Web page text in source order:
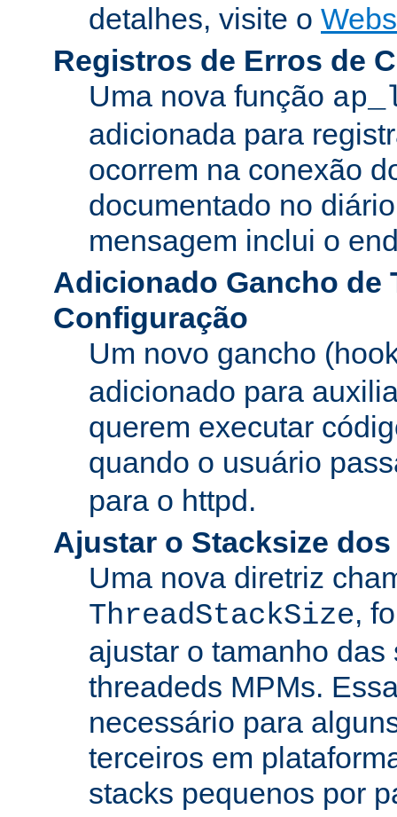
detalhes, visite o
Registros de Erros de
Uma nova função
adicionada para
ocorrem na conexão
documentado no
mensagem inclui o
Adicionado Gancho de
Configuração
Um novo gancho
adicionado para
querem executar
quando o usuário
para o httpd.
Ajustar o Stacksize
Uma nova diretriz
ThreadStackSize,
ajustar o tamanho
threadeds MPMs.
necessário para
terceiros em
stacks pequenos por